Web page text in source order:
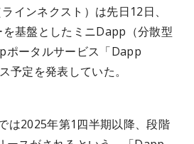
インネクスト）は先日12日、
基盤としたミニDapp（分散型
ポータルサービス「Dapp
予定を発表していた。
は2025年第1四半期以降、段階